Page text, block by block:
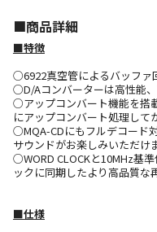
■︎商品詳細
■特徴
○6922真空管によるバッファ
○D/Aコンバーターは高性能
○アップコンバート機能を搭
にアップコンバート処理して
○MQA-CDにもフルデコード
サウンドがお楽しみいただけま
○WORD CLOCKと10MHz基
ックに同期したより高品質な
■仕様